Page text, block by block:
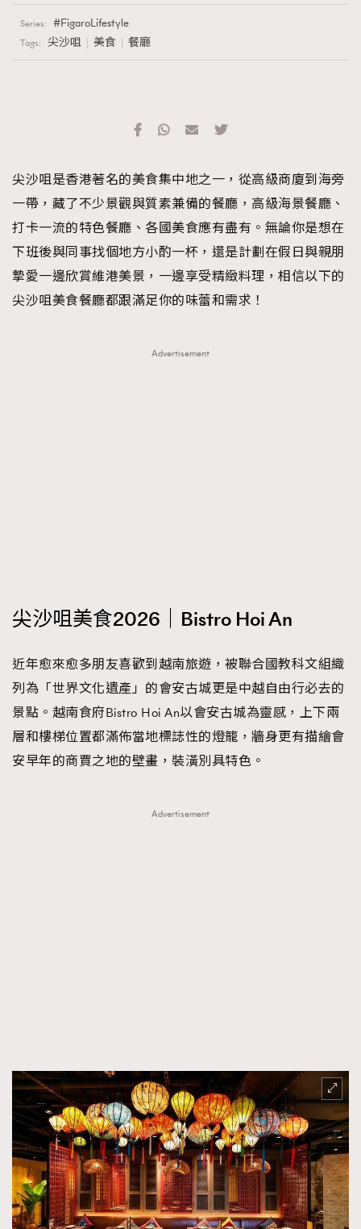
Series: FigaroLifestyle
Tags: 尖沙咀 美食 餐廳
尖沙咀是香港著名的美食集中地之一，從高級商廈到海旁
一帶，藏了不少景觀與質素兼備的餐廳，高級海景餐廳、
打卡一流的特色餐廳、各國美食應有盡有。無論你是想在
下班後與同事找個地方小酌一杯，還是計劃在假日與親朋
摯愛一邊欣賞維港美景，一邊享受精緻料理，相信以下的
尖沙咀美食餐廳都跟滿足你的味蕾和需求！
Advertisement
尖沙咀美食2026｜Bistro Hoi An
近年愈來愈多朋友喜歡到越南旅遊，被聯合國教科文組織
列為「世界文化遺產」的會安古城更是中越自由行必去的
景點。越南食府Bistro Hoi An以會安古城為靈感，上下兩
層和樓梯位置都滿佈當地標誌性的燈籠，牆身更有描繪會
安早年的商賈之地的壁畫，裝潢別具特色。
Advertisement